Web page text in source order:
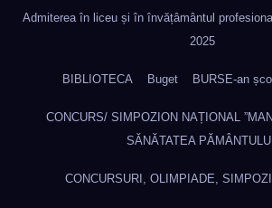
Admiterea în liceu și în învățâmântul
2025
BIBLIOTECA Buget BURSE-an
CONCURS/ SIMPOZION NAȚIONAL
SĂNĂTATEA
CONCURSURI, OLIMPIADE,